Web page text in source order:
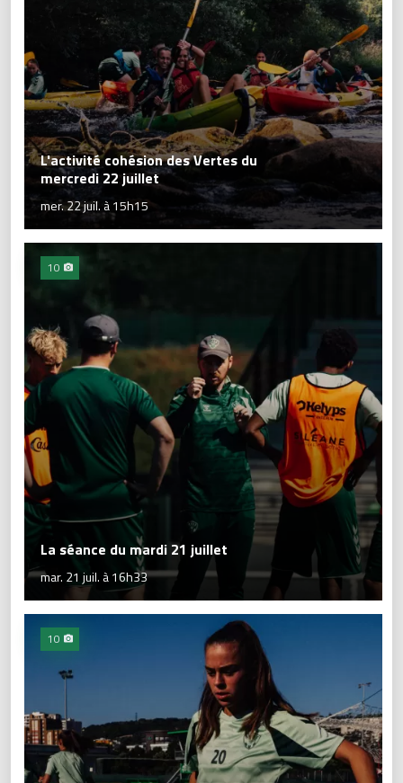
L'activité cohésion des Vertes du
mercredi 22 juillet
mer. 22 juil. à 15h15
10
La séance du mardi 21 juillet
mar. 21 juil. à 16h33
10